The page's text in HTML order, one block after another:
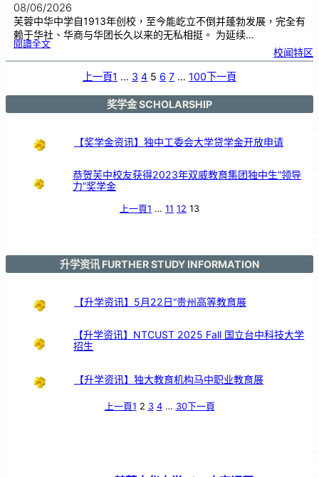
08/06/2026
芙蓉中华中学自1913年创校，至今能屹立不倒并蓬勃发展，完全有
赖于华社、华商与华团长久以来的无私相挺。 为延续…
閱讀全文:情
挺
身
芙
校闻特区
上一頁1 … 3 4 5 6 7 … 100下一頁
奖学金 SCHOLARSHIP
【奖学金资讯】独中工委会大学贷学金开放申请
恭贺芙中校友获得2023年双威教育集团独中生“领导
力”奖学金
上一頁1 … 11 12 13
升学资讯 FURTHER STUDY INFORMATION
【升学资讯】5月22日“贵州高等教育展
【升学资讯】NTCUST 2025 Fall 国立台中科技大学
招生
【升学资讯】独大教育机构马中职业教育展
上一頁1 2 3 4 … 30下一頁